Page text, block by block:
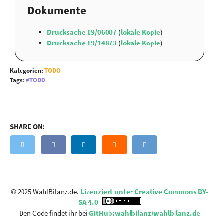
Dokumente
Drucksache 19/06007 (lokale Kopie)
Drucksache 19/14873 (lokale Kopie)
Kategorien: TODO
Tags:
TODO
SHARE ON:
© 2025 WahlBilanz.de. Lizenziert unter Creative Commons BY-
SA 4.0
Den Code findet ihr bei GitHub:wahlbilanz/wahlbilanz.de